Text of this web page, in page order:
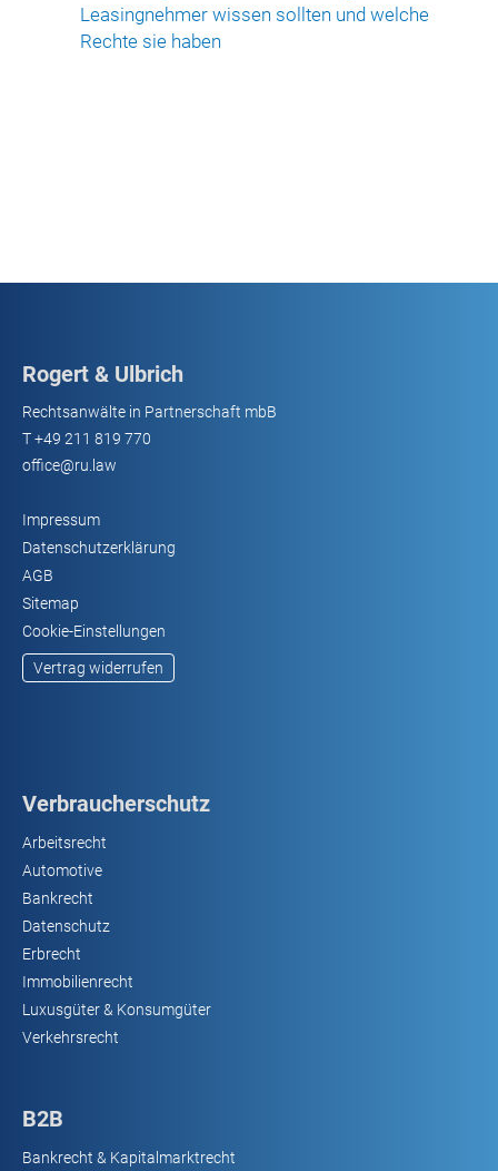
Leasingnehmer wissen sollten und welche
Rechte sie haben
Rogert & Ulbrich
Rechtsanwälte in Partnerschaft mbB
T+49 211 819 770
office@ru.law
Impressum
Datenschutzerklärung
AGB
Sitemap
Cookie-Einstellungen
Vertrag widerrufen
Verbraucherschutz
Arbeitsrecht
Automotive
Bankrecht
Datenschutz
Erbrecht
Immobilienrecht
Luxusgüter & Konsumgüter
Verkehrsrecht
B2B
Bankrecht & Kapitalmarktrecht